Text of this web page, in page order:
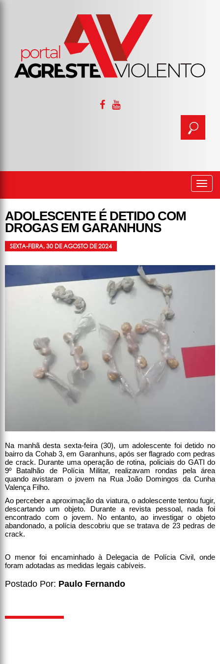
ADOLESCENTE É DETIDO COM
DROGAS EM GARANHUNS
SEXTA-FEIRA, 30 DE AGOSTO DE 2024
Na manhã desta sexta-feira (30), um adolescente foi detido no
bairro da Cohab 3, em Garanhuns, após ser flagrado com pedras
de crack. Durante uma operação de rotina, policiais do GATI do
9º Batalhão de Polícia Militar, realizavam rondas pela área
quando avistaram o jovem na Rua João Domingos da Cunha
Valença Filho.
Ao perceber a aproximação da viatura, o adolescente tentou fugir,
descartando um objeto. Durante a revista pessoal, nada foi
encontrado com o jovem. No entanto, ao investigar o objeto
abandonado, a polícia descobriu que se tratava de 23 pedras de
crack.
O menor foi encaminhado à Delegacia de Polícia Civil, onde
foram adotadas as medidas legais cabíveis.
Postado Por: Paulo Fernando